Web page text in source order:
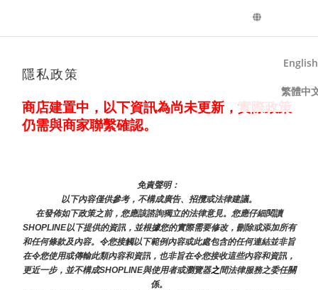
English
繁體中
隱私政策
商店建置中，以下資訊為尚未更新，實際政策
仍需與商家聯繫確認。
免責聲明：
以下內容僅供參考，不構成廣告、招攬或法律建議。
在發佈如下政策之前，您應該諮詢獨立的法律意見。您應仔細閱讀
SHOPLINE以下提供的資訊，並根據您的實際需要修改，刪除或添加所有
和任何條款及內容。令您接觸以下範例內容或此處包含的任何連結並非旨
在令您使用或傳輸此類內容和資訊，也非旨在令您接收這些內容和資訊，
更近一步，並不構成SHOPLINE與使用者或瀏覽器之間法律服務之委任關
係。